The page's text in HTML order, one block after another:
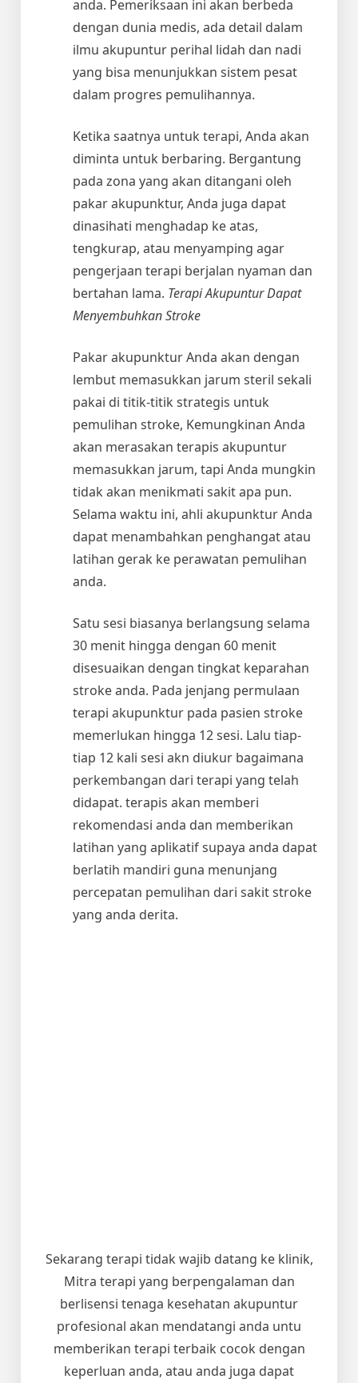
anda. Pemeriksaan ini akan berbeda
dengan dunia medis, ada detail dalam
ilmu akupuntur perihal lidah dan nadi
yang bisa menunjukkan sistem pesat
dalam progres pemulihannya.
Ketika saatnya untuk terapi, Anda akan
diminta untuk berbaring. Bergantung
pada zona yang akan ditangani oleh
pakar akupunktur, Anda juga dapat
dinasihati menghadap ke atas,
tengkurap, atau menyamping agar
pengerjaan terapi berjalan nyaman dan
bertahan lama. Terapi Akupuntur Dapat
Menyembuhkan Stroke
Pakar akupunktur Anda akan dengan
lembut memasukkan jarum steril sekali
pakai di titik-titik strategis untuk
pemulihan stroke, Kemungkinan Anda
akan merasakan terapis akupuntur
memasukkan jarum, tapi Anda mungkin
tidak akan menikmati sakit apa pun.
Selama waktu ini, ahli akupunktur Anda
dapat menambahkan penghangat atau
latihan gerak ke perawatan pemulihan
anda.
Satu sesi biasanya berlangsung selama
30 menit hingga dengan 60 menit
disesuaikan dengan tingkat keparahan
stroke anda. Pada jenjang permulaan
terapi akupunktur pada pasien stroke
memerlukan hingga 12 sesi. Lalu tiap-
tiap 12 kali sesi akn diukur bagaimana
perkembangan dari terapi yang telah
didapat. terapis akan memberi
rekomendasi anda dan memberikan
latihan yang aplikatif supaya anda dapat
berlatih mandiri guna menunjang
percepatan pemulihan dari sakit stroke
yang anda derita.
Sekarang terapi tidak wajib datang ke klinik,
Mitra terapi yang berpengalaman dan
berlisensi tenaga kesehatan akupuntur
profesional akan mendatangi anda untu
memberikan terapi terbaik cocok dengan
keperluan anda, atau anda juga dapat